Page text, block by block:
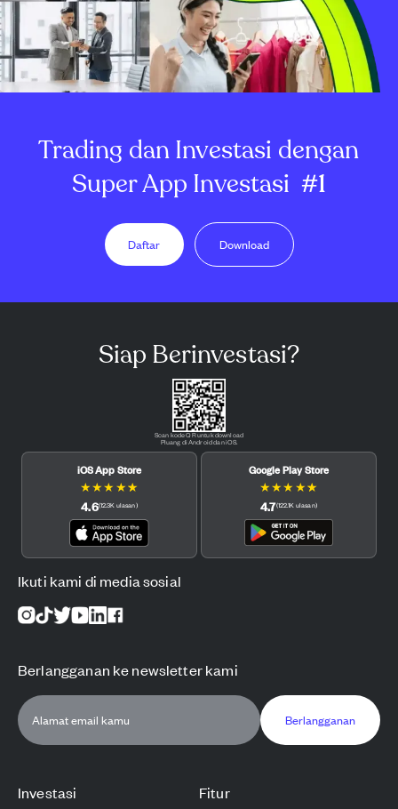
Trading dan Investasi dengan
Super App Investasi #1
Daftar Download
Investasi Fitur
Siap Berinvestasi?
Scan kode QR untuk download
Pluang di Android dan iOS.
iOS App Store
★★★ ★★
4.6(12.3K ulasan)
Google Play Store
★★★ ★★
4.7(122.1K ulasan)
Ikuti kami di media sosial
Berlangganan ke newsletter kami
Berlangganan